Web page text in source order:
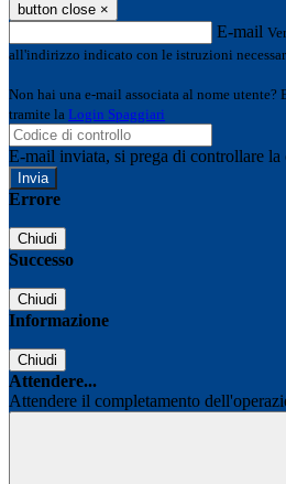
button close ×
E-mail
all'indirizzo indicato con le istruzioni
Non hai una e-mail associata al nome utente?
tramite la Login Spaggiari
E-mail inviata, si prega di controllare la
Errore
Chiudi
Successo
Chiudi
Informazione
Chiudi
Attendere...
Attendere il completamento